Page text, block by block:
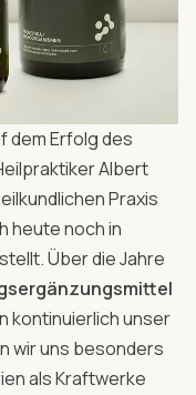
dem Erfolg des
Albert
Praxis
heute noch in
Über die Jahre
kontinuierlich unser
wir uns besonders
als Kraftwerke